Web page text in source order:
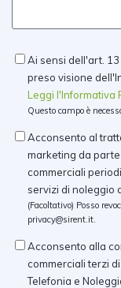
Ai sensi dell'art. 13
preso visione
Leggi l'Informativa
Questo campo è
Acconsento al
marketing da parte
commerciali
servizi di noleggio
(Facoltativo) Posso
privacy@sirent.it.
Acconsento alla
commerciali terzi
Telefonia e